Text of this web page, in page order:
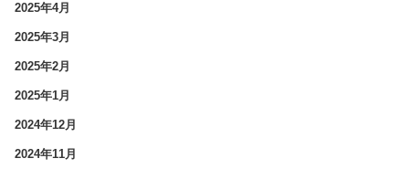
2025年4月
2025年3月
2025年2月
2025年1月
2024年12月
2024年11月